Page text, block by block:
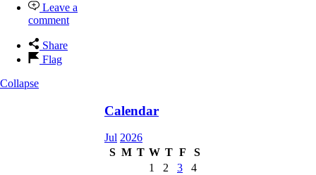
Leave a
comment
Share
Flag
Collapse
Calendar
Jul 2026
S M T W T F
S
1
2 3
4